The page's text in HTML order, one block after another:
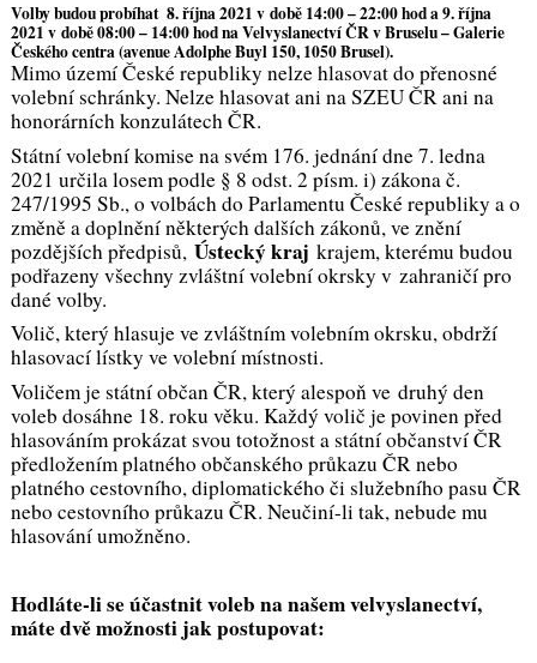
Volby budou probíhat 8. října 2021 v době 14:00 – 22:00 hoda 9. října
2021 v době 08:00 – 14:00hod na Velvyslanectví ČR v Bruselu – Galerie
Českého centra (avenue Adolphe Buyl 150, 1050 Brusel).
Mimo území České republiky nelze hlasovat do přenosné
volební schránky. Nelze hlasovat ani na SZEU ČR ani na
honorárních konzulátech ČR.
Státní volební komise na svém 176. jednání dne 7. ledna
2021 určila losem podle § 8 odst. 2 písm. i) zákona č.
247/1995 Sb., o volbách do Parlamentu České republiky a o
změně a doplnění některých dalších zákonů, ve znění
pozdějších předpisů, Ústecký kraj krajem, kterému budou
podřazeny všechny zvláštní volební okrsky v zahraničí pro
dané volby.
Volič, který hlasuje ve zvláštním volebním okrsku, obdrží
hlasovací lístky ve volební místnosti.
Voličem je státní občan ČR, který alespoň ve druhý den
voleb dosáhne 18. roku věku. Každý volič je povinen před
hlasováním prokázat svou totožnost a státní občanství ČR
předložením platného občanského průkazu ČR nebo
platného cestovního, diplomatického či služebního pasu ČR
nebo cestovního průkazu ČR. Neučiní-li tak, nebude mu
hlasování umožněno.
Hodláte-li se účastnit voleb na našem velvyslanectví,
máte dvě možnosti jak postupovat: